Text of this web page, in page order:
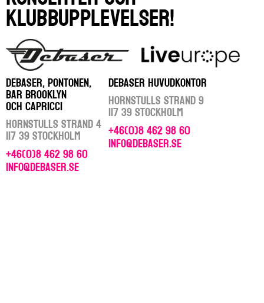
klubbupplevelser!
DEBASER, PONTONEN,
BAR BROOKLYN
OCH CAPRICCI
Hornstulls Strand 4
117 39 Stockholm
+46(0)8 462 98 60
info@debaser.se
DEBASER HUVUDKONTOR
Hornstulls Strand 9
117 39 Stockholm
+46(0)8 462 98 60
info@debaser.se